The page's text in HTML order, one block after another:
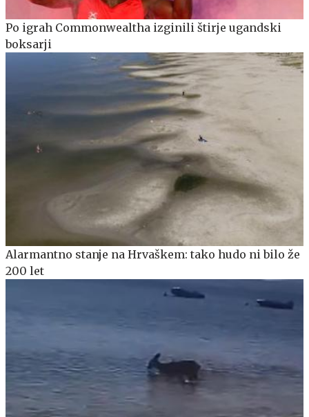
Po igrah Commonwealtha izginili štirje ugandski
boksarji
Alarmantno stanje na Hrvaškem: tako hudo ni bilo že
200 let